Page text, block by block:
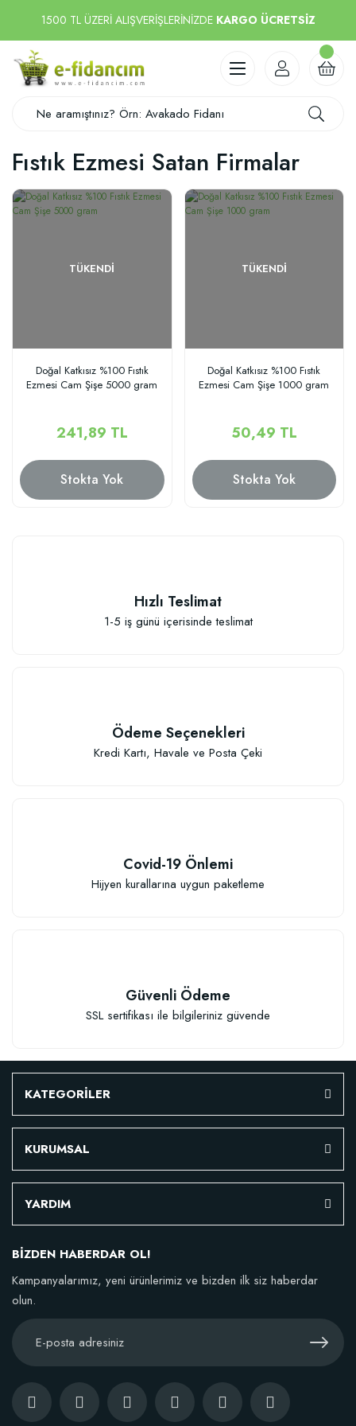
1500 TL ÜZERİ ALIŞVERİŞLERİNİZDE KARGO ÜCRETSİZ
Fıstık Ezmesi Satan Firmalar
TÜKENDI
Doğal Katkısız %100 Fıstık
Ezmesi Cam Şişe 5000 gram
241,89 TL
Stokta Yok
TÜKENDI
Doğal Katkısız %100 Fıstık
Ezmesi Cam Şişe 1000 gram
50,49 TL
Stokta Yok
Hızlı Teslimat
1-5 iş günü içerisinde teslimat
Ödeme Seçenekleri
Kredi Kartı, Havale ve Posta Çeki
Covid-19 Önlemi
Hijyen kurallarına uygun paketleme
Güvenli Ödeme
SSL sertifikası ile bilgileriniz güvende
KATEGORİLER
KURUMSAL
YARDIM
BİZDEN HABERDAR OL!
Kampanyalarımız, yeni ürünlerimiz ve bizden ilk siz haberdar
olun.